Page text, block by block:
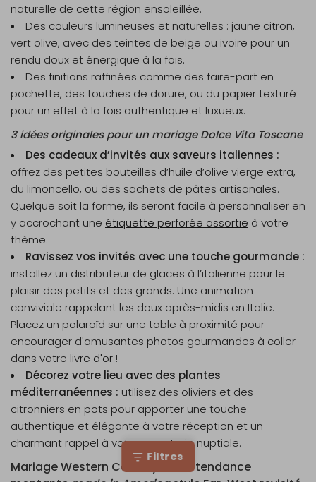
Filtres
naturelle de cette région ensoleillée.
Des couleurs lumineuses et naturelles : jaune citron,
vert olive, avec des teintes de beige ou ivoire pour un
rendu doux et énergique à la fois.
Des finitions raffinées comme des faire-part en
pochette, des touches de dorure, ou du papier texturé
pour un effet à la fois authentique et luxueux.
3 idées originales pour un mariage Dolce Vita Toscane
Des cadeaux d’invités aux saveurs italiennes :
offrez des petites bouteilles d’huile d’olive vierge extra,
du limoncello, ou des sachets de pâtes artisanales.
Quelque soit la forme, ils seront facile à personnaliser en
y accrochant une étiquette perforée assortie à votre
thème.
Ravissez vos invités avec une touche gourmande :
installez un distributeur de glaces à l’italienne pour le
plaisir des petits et des grands. Une animation
conviviale rappelant les doux après-midis en Italie.
Placez un polaroïd sur une table à proximité pour
encourager d'amusantes photos gourmandes à coller
dans votre livre d'or !
Décorez votre lieu avec des plantes
méditerranéennes : utilisez des oliviers et des
citronniers en pots pour apporter une touche
authentique et élégante à votre réception et un
charmant rappel à votre papeterie nuptiale.
Mariage Western Country Chic : tendance